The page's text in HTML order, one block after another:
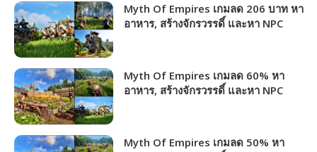
Myth Of Empires เกมลด 206 บาท หา
อาหาร, สร้างจักรวรรดิ์ และหา NPC
Myth Of Empires เกมลด 60% หา
อาหาร, สร้างจักรวรรดิ์ และหา NPC
Myth Of Empires เกมลด 50% หา